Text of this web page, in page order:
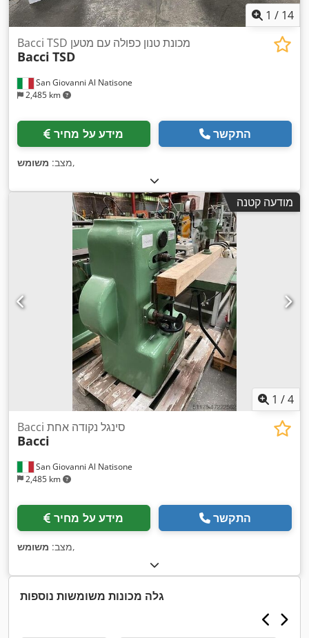
1 / 14
San Giovanni Al Natisone
2,485 km
Bacci TSD מכונת טנון כפולה עם מטען
Bacci TSD
מידע על מחיר התקשר
מצב: משומש ,
מודעה קטנה
1 /4
San Giovanni Al Natisone
2,485 km
Bacci סינגל נקודה אחת
Bacci
מידע על מחיר התקשר
מצב: משומש ,
גלה מכונות משומשות נוספות